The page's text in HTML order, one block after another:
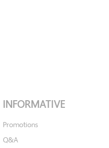
INFORMATIVE
Promotions
Q&A